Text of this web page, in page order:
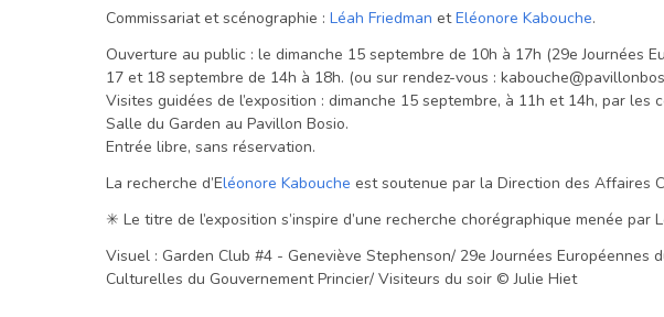
Commissariat et scénographie : Léah Friedman etEléonore Kabouche.
Ouverture au public : le dimanche 15 septembre de 10h à 17h (29e Journées
17 et 18 septembre de 14h à 18h. (ou sur rendez-vous :
Visites guidées de l’exposition : dimanche 15 septembre, à 11h et 14h, par les
Salle du Garden au Pavillon Bosio.
Entrée libre, sans réservation.
La recherche d’Eléonore Kabouche est soutenue par la Direction des Affaires
✳︎ Le titre de l’exposition s’inspire d’une recherche chorégraphique menée par
Visuel : Garden Club #4 - Geneviève Stephenson/ 29e Journées
Culturelles du Gouvernement Princier/ Visiteurs du soir © Julie Hiet